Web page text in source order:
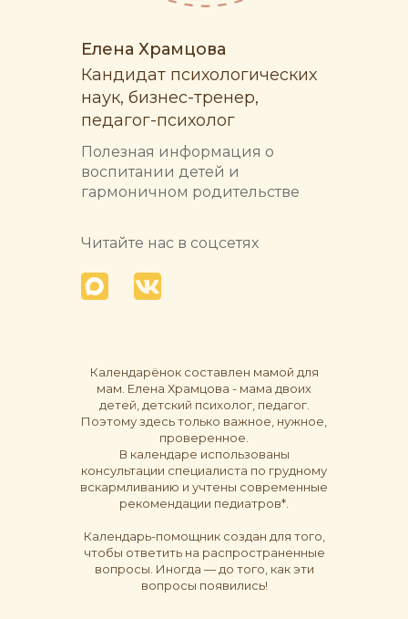
Календарёнок составлен мамой для
мам. Елена Храмцова - мама двоих
детей, детский психолог, педагог.
Поэтому здесь только важное, нужное,
проверенное.
В календаре использованы
консультации специалиста по грудному
вскармливанию и учтены современные
рекомендации педиатров*.
Календарь-помощник создан для того,
чтобы ответить на распространенные
вопросы. Иногда — до того, как эти
вопросы появились!
Кандидат психологических
наук, бизнес-тренер,
педагог-психолог
Читайте нас в соцсетях
Полезная информация о
воспитании детей и
гармоничном родительстве
Елена Храмцова